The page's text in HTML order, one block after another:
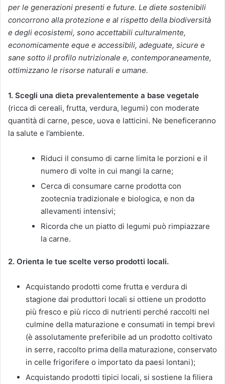
per le generazioni presenti e future. Le diete sostenibili
concorrono alla protezione e al rispetto della biodiversità
e degli ecosistemi, sono accettabili culturalmente,
economicamente eque e accessibili, adeguate, sicure e
sane sotto il profilo nutrizionale e, contemporaneamente,
ottimizzano le risorse naturali e umane.
1. Scegli una dieta prevalentemente a base vegetale
(ricca di cereali, frutta, verdura, legumi) con moderate
quantità di carne, pesce, uova e latticini. Ne beneficeranno
la salute e l’ambiente.
Riduci il consumo di carne limita le porzioni e il
numero di volte in cui mangi la carne;
Cerca di consumare carne prodotta con
zootecnia tradizionale e biologica, e non da
allevamenti intensivi;
Ricorda che un piatto di legumi può rimpiazzare
la carne.
2. Orienta le tue scelte verso prodotti locali.
Acquistando prodotti come frutta e verdura di
stagione dai produttori locali si ottiene un prodotto
più fresco e più ricco di nutrienti perché raccolti nel
culmine della maturazione e consumati in tempi brevi
(è assolutamente preferibile ad un prodotto coltivato
in serre, raccolto prima della maturazione, conservato
in celle frigorifere o importato da paesi lontani);
Acquistando prodotti tipici locali, si sostiene la filiera